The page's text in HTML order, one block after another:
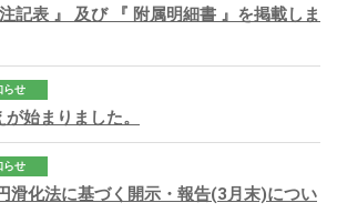
記表 』 及び 『 附属明細書 』を掲載しま
らせ
始まりました。
らせ
滑化法に基づく開示・報告(3月末)につい